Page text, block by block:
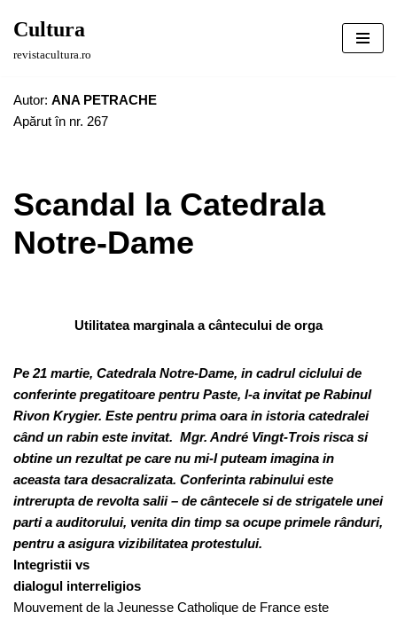
Sari
Cultura
revistacultura.ro
Autor: ANA PETRACHE
Apărut în nr. 267
Scandal la Catedrala
Notre-Dame
Utilitatea marginala a cântecului de orga
Pe 21 martie, Catedrala Notre-Dame, in cadrul ciclului de
conferinte pregatitoare pentru Paste, l-a invitat pe Rabinul
Rivon Krygier. Este pentru prima oara in istoria catedralei
când un rabin este invitat. Mgr. André Vingt-Trois risca si
obtine un rezultat pe care nu mi-l puteam imagina in
aceasta tara desacralizata. Conferinta rabinului este
intrerupta de revolta salii – de cântecele si de strigatele unei
parti a auditorului, venita din timp sa ocupe primele rânduri,
pentru a asigura vizibilitatea protestului.
Integristii vs
dialogul interreligios
Mouvement de la Jeunesse Catholique de France este